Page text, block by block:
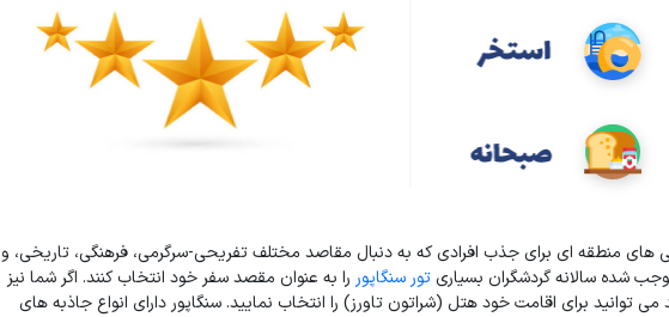
های منطقه ای برای جذب افرادی که به دنبال مقاصد مختلف تفریحی-سرگرمی، فرهنگی، تاریخی، و
شده سالانه گردشگران بسیاریتور سنگاپور را به عنوان مقصد سفر خود انتخاب کنند. اگر شما نیز
توانید برای اقامت خود هتل (شراتون تاورز) را انتخاب نمایید. سنگاپور دارای انواع جاذبه های